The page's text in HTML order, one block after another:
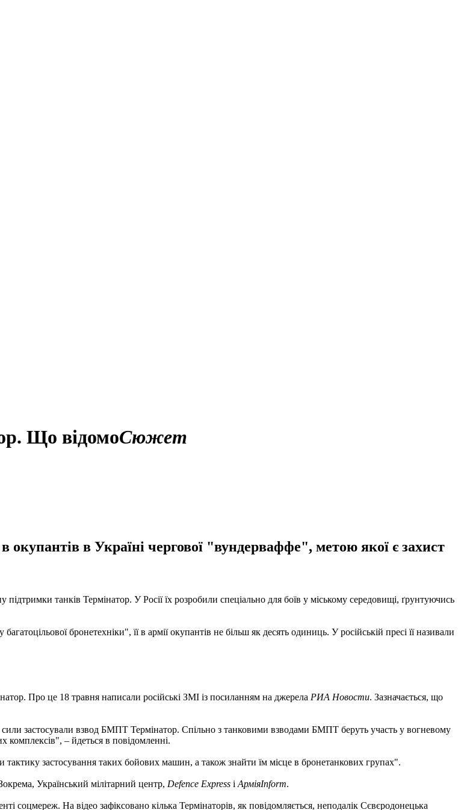
Що відомоСюжет
в Україні чергової "вундерваффе", метою якої є захист
танків Термінатор. У Росії їх розробили спеціально для боїв у міському середовищі, ґрунтуючись
бронетехніки", її в армії окупантів не більш як десять одиниць. У російській пресі її називали
Про це 18 травня написали російські ЗМІ із посиланням на джерела РИА Новости. Зазначається, що
сили застосували взвод БМПТ Термінатор. Спільно з танковими взводами БМПТ беруть участь у вогневому
комплексів", – йдеться в повідомленні.
застосування таких бойових машин, а також знайти їм місце в бронетанкових групах".
Український мілітарний центр, Defence Express і АрміяInform.
соцмереж. На відео зафіксовано кілька Термінаторів, як повідомляється, неподалік Сєвєродонецька